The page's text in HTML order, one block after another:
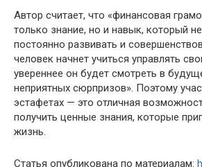
Автор считает, что «финансовая
только знание, но и навык, который
постоянно развивать и
человек начнет учиться управлять
увереннее он будет смотреть в
неприятных сюрпризов». Поэтому
эстафетах — это отличная
получить ценные знания, которые
жизнь.
Статья опубликована по материалам: